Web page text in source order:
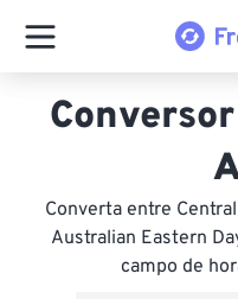
Converta entre
Australian Eastern
campo de